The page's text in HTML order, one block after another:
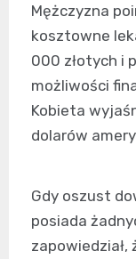
Mężczyzna
kosztowne
000 złotych i
możliwości
Kobieta
dolarów
Gdy oszust
posiada